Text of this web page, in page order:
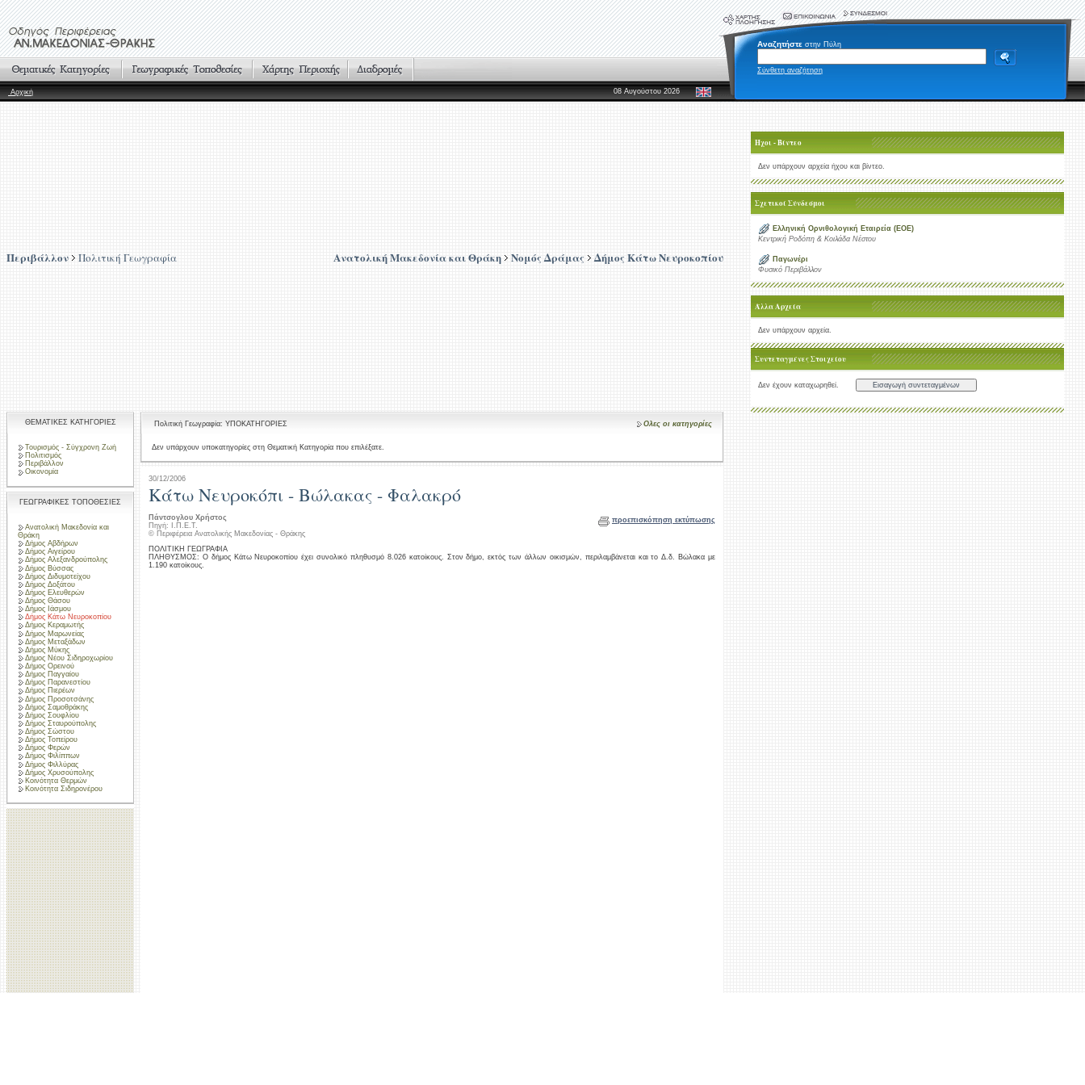
Αναζητήστε στην Πύλη
Σύνθετη αναζήτηση
Αρχική 08 Αυγούστου 2026
Περιβάλλον Πολιτική Γεωγραφία Ανατολική Μακεδονία και Θράκη Νομός Δράμας Δήμος Κάτω Νευροκοπίου
Ήχοι - Βίντεο
Δεν υπάρχουν αρχεία ήχου και βίντεο.
Σχετικοί Σύνδεσμοι
Ελληνική Ορνιθολογική Εταιρεία (ΕΟΕ)
Κεντρική Ροδόπη & Κοιλάδα Νέστου
Παγωνέρι
Φυσικό Περιβάλλον
Άλλα Αρχεία
Δεν υπάρχουν αρχεία.
Συντεταγμένες Στοιχείου
Δεν έχουν καταχωρηθεί.
ΘΕΜΑΤΙΚΕΣ ΚΑΤΗΓΟΡΙΕΣ
Τουρισμός - Σύγχρονη Ζωή
Πολιτισμός
Περιβάλλον
Οικονομία
ΓΕΩΓΡΑΦΙΚΕΣ ΤΟΠΟΘΕΣΙΕΣ
Ανατολική Μακεδονία και
Θράκη
Δήμος Αβδήρων
Δήμος Αιγείρου
Δήμος Αλεξανδρούπολης
Δήμος Βύσσας
Δήμος Διδυμοτείχου
Δήμος Δοξάτου
Δήμος Ελευθερών
Δήμος Θάσου
Δήμος Ιάσμου
Δήμος Κάτω Νευροκοπίου
Δήμος Κεραμωτής
Δήμος Μαρωνείας
Δήμος Μεταξάδων
Δήμος Μύκης
Δήμος Νέου Σιδηροχωρίου
Δήμος Ορεινού
Δήμος Παγγαίου
Δήμος Παρανεστίου
Δήμος Πιερέων
Δήμος Προσοτσάνης
Δήμος Σαμοθράκης
Δήμος Σουφλίου
Δήμος Σταυρούπολης
Δήμος Σώστου
Δήμος Τοπείρου
Δήμος Φερών
Δήμος Φιλίππων
Δήμος Φιλλύρας
Δήμος Χρυσούπολης
Κοινότητα Θερμών
Κοινότητα Σιδηρονέρου
Πολιτική Γεωγραφία: ΥΠΟΚΑΤΗΓΟΡΙΕΣ Ολες οι κατηγορίες
Δεν υπάρχουν υποκατηγορίες στη Θεματική Κατηγορία που επιλέξατε.
30/12/2006
Κάτω Νευροκόπι - Βώλακας - Φαλακρό
Πάντσογλου Χρήστος
Πηγή: Ι.Π.Ε.Τ.
© Περιφέρεια Ανατολικής Μακεδονίας - Θράκης
προεπισκόπηση εκτύπωσης
ΠΟΛΙΤΙΚΗ ΓΕΩΓΡΑΦΙΑ
ΠΛΗΘΥΣΜΟΣ: Ο δήμος Κάτω Νευροκοπίου έχει συνολικό πληθυσμό 8.026 κατοίκους. Στον δήμο, εκτός των άλλων οικισμών, περιλαμβάνεται και το Δ.δ. Βώλακα με
1.190 κατοίκους.